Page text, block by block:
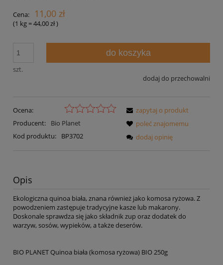
Cena: 11,00 zł
(1 kg=44,00 zł)
szt.
do koszyka
dodaj do przechowalni
Ocena:
Producent:
Bio Planet
Kod produktu:
BP3702
zapytaj o produkt
poleć znajomemu
dodaj opinię
Opis
Ekologiczna quinoa biała, znana również jako komosa ryżowa. Z
powodzeniem zastępuje tradycyjne kasze lub makarony.
Doskonale sprawdza się jako składnik zup oraz dodatek do
warzyw, sosów, wypieków, a także deserów.
BIO PLANET Quinoa biała (komosa ryżowa) BIO 250g